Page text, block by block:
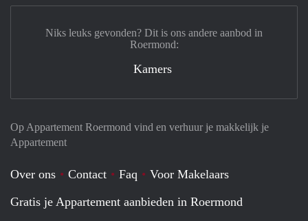
Op Appartement Roermond vind en verhuur je makkelijk je
Appartement
Over ons Contact Faq
Voor Makelaars
Gratis je Appartement aanbieden in Roermond
Niks leuks gevonden? Dit is ons andere aanbod in
Roermond:
Kamers